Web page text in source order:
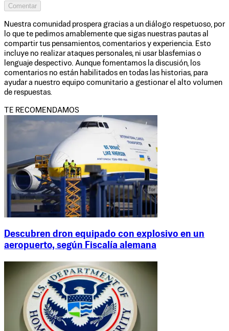
Comentar
Nuestra comunidad prospera gracias a un diálogo respetuoso, por
lo que te pedimos amablemente que sigas nuestras pautas al
compartir tus pensamientos, comentarios y experiencia. Esto
incluye no realizar ataques personales, ni usar blasfemias o
lenguaje despectivo. Aunque fomentamos la discusión, los
comentarios no están habilitados en todas las historias, para
ayudar a nuestro equipo comunitario a gestionar el alto volumen
de respuestas.
TE RECOMENDAMOS
Descubren dron equipado con explosivo en un
aeropuerto, según Fiscalía alemana